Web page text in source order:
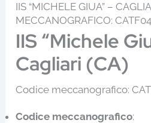
IIS “MICHELE GIUA” –
MECCANOGRAFICO:
IIS “Michele
Cagliari (CA)
Codice meccanografico:
Codice meccanografico: